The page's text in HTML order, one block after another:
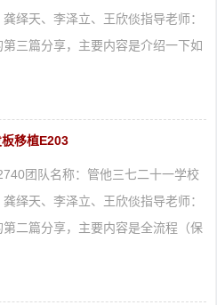
绎天、李泽立、王欣倓指导老师：
三篇分享，主要内容是介绍一下如
移植E203
团队名称：管他三七二十一学校
绎天、李泽立、王欣倓指导老师：
二篇分享，主要内容是全流程（保